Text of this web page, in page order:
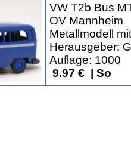
VW T2b Bus
OV Mannheim
Metallmodell
Herausgeber:
Auflage: 1000
9.97 € | So